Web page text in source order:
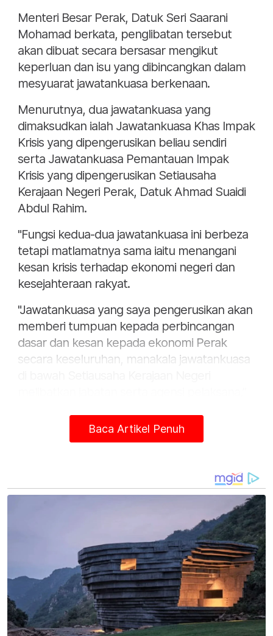
Menteri Besar Perak, Datuk Seri Saarani
Mohamad berkata, penglibatan tersebut
akan dibuat secara bersasar mengikut
keperluan dan isu yang dibincangkan dalam
mesyuarat jawatankuasa berkenaan.
Menurutnya, dua jawatankuasa yang
dimaksudkan ialah Jawatankuasa Khas Impak
Krisis yang dipengerusikan beliau sendiri
serta Jawatankuasa Pemantauan Impak
Krisis yang dipengerusikan Setiausaha
Kerajaan Negeri Perak, Datuk Ahmad Suaidi
Abdul Rahim.
"Fungsi kedua-dua jawatankuasa ini berbeza
tetapi matlamatnya sama iaitu menangani
kesan krisis terhadap ekonomi negeri dan
kesejahteraan rakyat.
"Jawatankuasa yang saya pengerusikan akan
memberi tumpuan kepada perbincangan
dasar dan kesan kepada ekonomi Perak
secara keseluruhan, manakala jawatankuasa
Beliau berkata demikian selepas
Kumpulan Team Keris Berhad di sini pada
Baca Artikel Penuh